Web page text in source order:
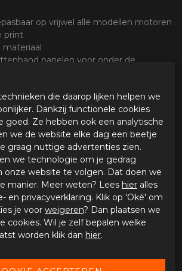
op vrijwel alle modellen motoren
print
materiaal
panelen voor onder de
toegang te geven tot de tank
US-TANK DRYPACK
Kriega
7403070101
Bagage
2347403070101
PRODUCTEN
die daarop lijken helpen we
Dankzij functionele cookies
goed. Ze hebben ook een analytische
we de website elke dag een beetje
graag nuttige advertenties zien.
we technologie om je gedrag
onze website te volgen. Dat doen we
manier. Meer weten? Lees hier alles
en privacyverklaring. Klik op 'Oké' om
je voor weigeren? Dan plaatsen we
cookies. Wil je zelf bepalen welke
worden klik dan hier.